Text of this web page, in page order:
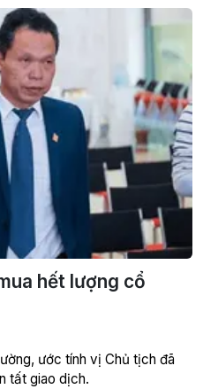
hết lượng cổ
ước tính vị Chủ tịch đã
tất giao dịch.